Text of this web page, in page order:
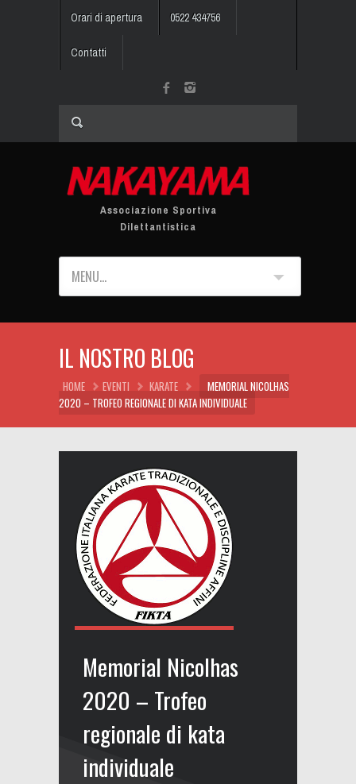
Orari di apertura 0522 434756
Contatti
Associazione Sportiva
Dilettantistica
MENU...
IL NOSTRO BLOG
HOME EVENTI KARATE
MEMORIAL NICOLHAS
2020 – TROFEO REGIONALE DI KATA INDIVIDUALE
Memorial Nicolhas
2020 – Trofeo
regionale di kata
individuale